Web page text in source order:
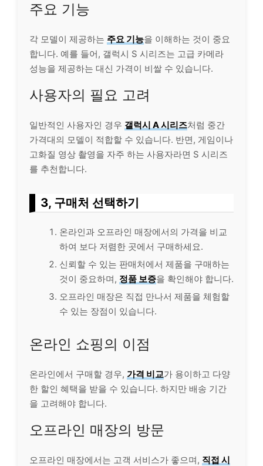
주요 기능
각 모델이 제공하는 주요 기능을 이해하는 것이 중요
합니다. 예를 들어, 갤럭시 S 시리즈는 고급 카메라
성능을 제공하는 대신 가격이 비쌀 수 있습니다.
사용자의 필요 고려
일반적인 사용자인 경우 갤럭시 A 시리즈처럼 중간
가격대의 모델이 적합할 수 있습니다. 반면, 게임이나
고화질 영상 촬영을 자주 하는 사용자라면 S 시리즈
를 추천합니다.
3, 구매처 선택하기
온라인과 오프라인 매장에서의 가격을 비교
하여 보다 저렴한 곳에서 구매하세요.
신뢰할 수 있는 판매처에서 제품을 구매하는
것이 중요하며, 정품 보증을 확인해야 합니다.
오프라인 매장은 직접 만나서 제품을 체험할
수 있는 장점이 있습니다.
온라인 쇼핑의 이점
온라인에서 구매할 경우, 가격 비교가 용이하고 다양
한 할인 혜택을 받을 수 있습니다. 하지만 배송 기간
을 고려해야 합니다.
오프라인 매장의 방문
오프라인 매장에서는 고객 서비스가 좋으며, 직접 시